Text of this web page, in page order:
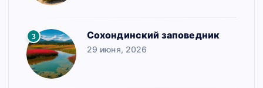
3 Сохондинский заповедник
29 июня, 2026